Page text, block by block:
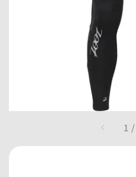
1 /